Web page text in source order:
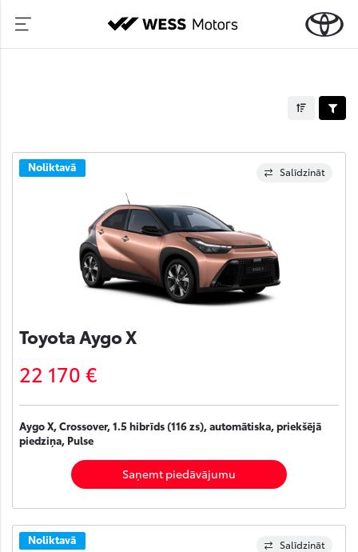
Salīdzināt
Noliktavā
Toyota Aygo X
22 170 €
Aygo X, Crossover, 1.5 hibrīds (116 zs), automātiska, priekšējā
piedziņa, Pulse
Saņemt piedāvājumu
Salīdzināt
Noliktavā